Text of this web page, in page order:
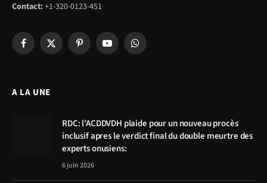
Contact:+1-320-0123-451
Facebook
X
PinterestYouTubeWhatsApp
A LA UNE
RDC: l’ACDDVDH plaide pour un nouveau procès
inclusif apres le verdict final du double meurtre des
experts onusiens:
6 juin 2026